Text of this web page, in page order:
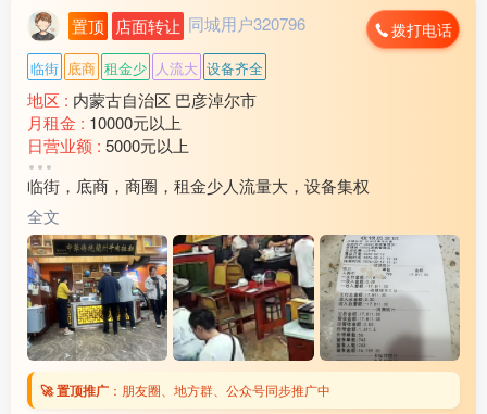
置顶 店面转让 同城用户320796 拨打电话
临街 底商 租金少 人流大 设备齐全
地区 : 内蒙古自治区 巴彦淖尔市
月租金 : 10000元以上
日营业额 : 5000元以上
转让费 :
水电费 :1500元以上
外卖情况 :
店面面积 :240㎡ (平米)
周边环境 :学校 小区 商超 公园 市场 其他
店内设施 :水电 燃气 电视 空调 电话 WIFI 齐全
临街，底商，商圈，租金少人流量大，设备集权
全文
🚀 置顶推广 ： 朋友圈、地方群、公众号同步推广中